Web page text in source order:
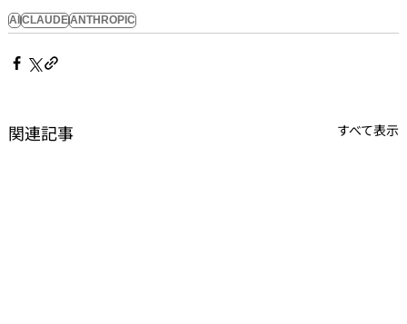
AICLAUDEANTHROPIC
関連記事 すべて表示